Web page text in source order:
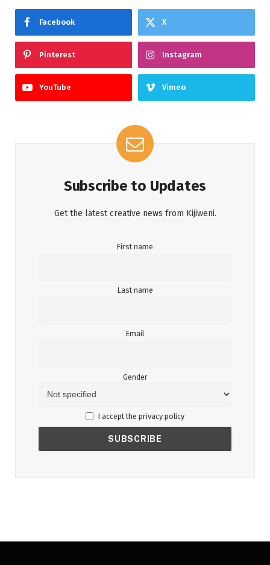
Facebook X
Pinterest Instagram
YouTube Vimeo
Subscribe to Updates
Get the latest creative news from Kijiweni.
First name
Last name
Email
Gender
I accept the privacy policy